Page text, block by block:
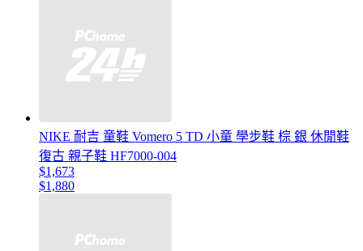
NIKE 耐吉 童鞋 Vomero 5 TD 小童 學步鞋 棕 銀 休閒鞋
復古 親子鞋 HF7000-004
$1,673
$1,880